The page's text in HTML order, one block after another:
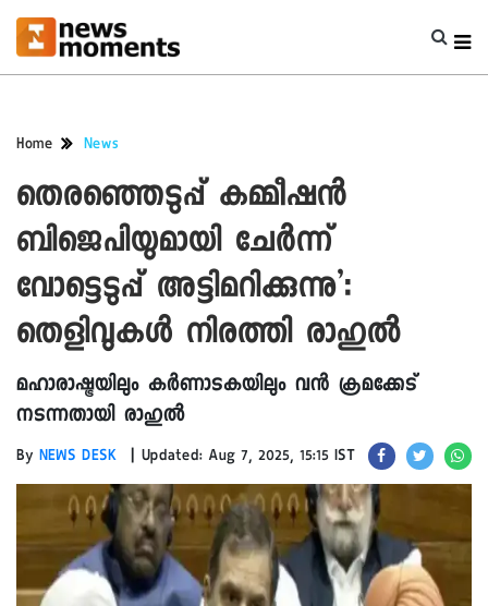
Home News
തെരഞ്ഞെടുപ്പ് കമ്മീഷൻ
ബിജെപിയുമായി ചേർന്ന്
വോട്ടെടുപ്പ് അട്ടിമറിക്കുന്നു’:
തെളിവുകൾ നിരത്തി രാഹുൽ
മഹാരാഷ്ട്രയിലും കർണാടകയിലും വൻ ക്രമക്കേട്
നടന്നതായി രാഹുൽ
By NEWS DESK | Updated: Aug 7, 2025, 15:15 IST